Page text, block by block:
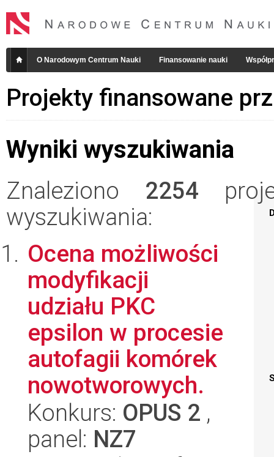
O Narodowym Centrum Nauki Finansowanie nauki
Projekty finansowane
Wyniki wyszukiwania
Znaleziono 2254
wyszukiwania:
Ocena możliwości
modyfikacji
udziału PKC
epsilon w procesie
autofagii komórek
nowotworowych.
Konkurs: OPUS 2 ,
panel: NZ7